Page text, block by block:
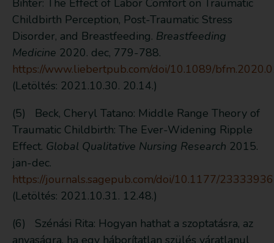
Bihter: The Effect of Labor Comfort on Traumatic
Childbirth Perception, Post-Traumatic Stress
Disorder, and Breastfeeding. Breastfeeding
Medicine 2020. dec, 779-788.
https://www.liebertpub.com/doi/10.1089/
(Letöltés: 2021.10.30. 20.14.)
(5) Beck, Cheryl Tatano: Middle Range Theory of
Traumatic Childbirth: The Ever-Widening Ripple
Effect. Global Qualitative Nursing Research 2015.
jan-dec.
https://journals.sagepub.com/doi/10.1177/
(Letöltés: 2021.10.31. 12.48.)
(6) Szénási Rita: Hogyan hathat a szoptatásra, az